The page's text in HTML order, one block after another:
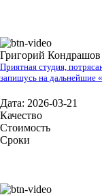
Григорий Кондрашов
Приятная студия,
запишусь на дальнейшие
Дата: 2026-03-21
Качество
Стоимость
Сроки